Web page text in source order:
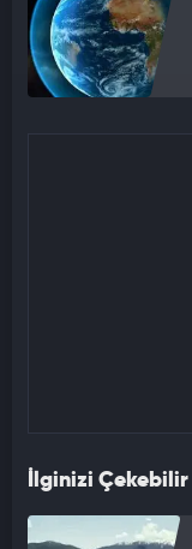
İlginizi Çekebilir